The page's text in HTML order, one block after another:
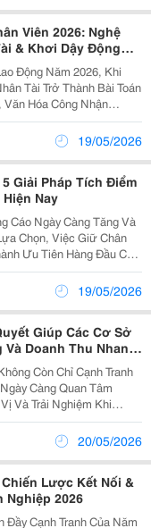
Viên 2026: Nghệ
& Khơi Dậy Động
Động Năm 2026, Khi
Tài Trở Thành Bài Toán
Hóa Công Nhận
"Chìa Khóa Vàng" Để
Mạnh. Những Món Quà
19/05/2026
Giải Pháp Tích Điểm
Nay
Cáo Ngày Càng Tăng Và
Chọn, Việc Giữ Chân
Ưu Tiên Hàng Đầu Của
Chỉ Tập Trung Tìm Kiếm
Hiệu Hiện Nay Đang
19/05/2026
Giúp Các Cơ Sở
Doanh Thu Nhanh
Còn Chỉ Cạnh Tranh
Càng Quan Tâm
Và Trải Nghiệm Khi
Dễ Uống, Hương Vị Hài
Bán Tốt Hơn, Giữ
20/05/2026
Lược Kết Nối &
Nghiệp 2026
Đầy Cạnh Tranh Của Năm